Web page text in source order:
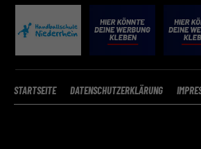
STARTSEITE DATENSCHUTZERKLÄRUNG
Hier finden Sie eine Übersicht über alle
können Ihre Einwilligung zu ganzen
Speichern